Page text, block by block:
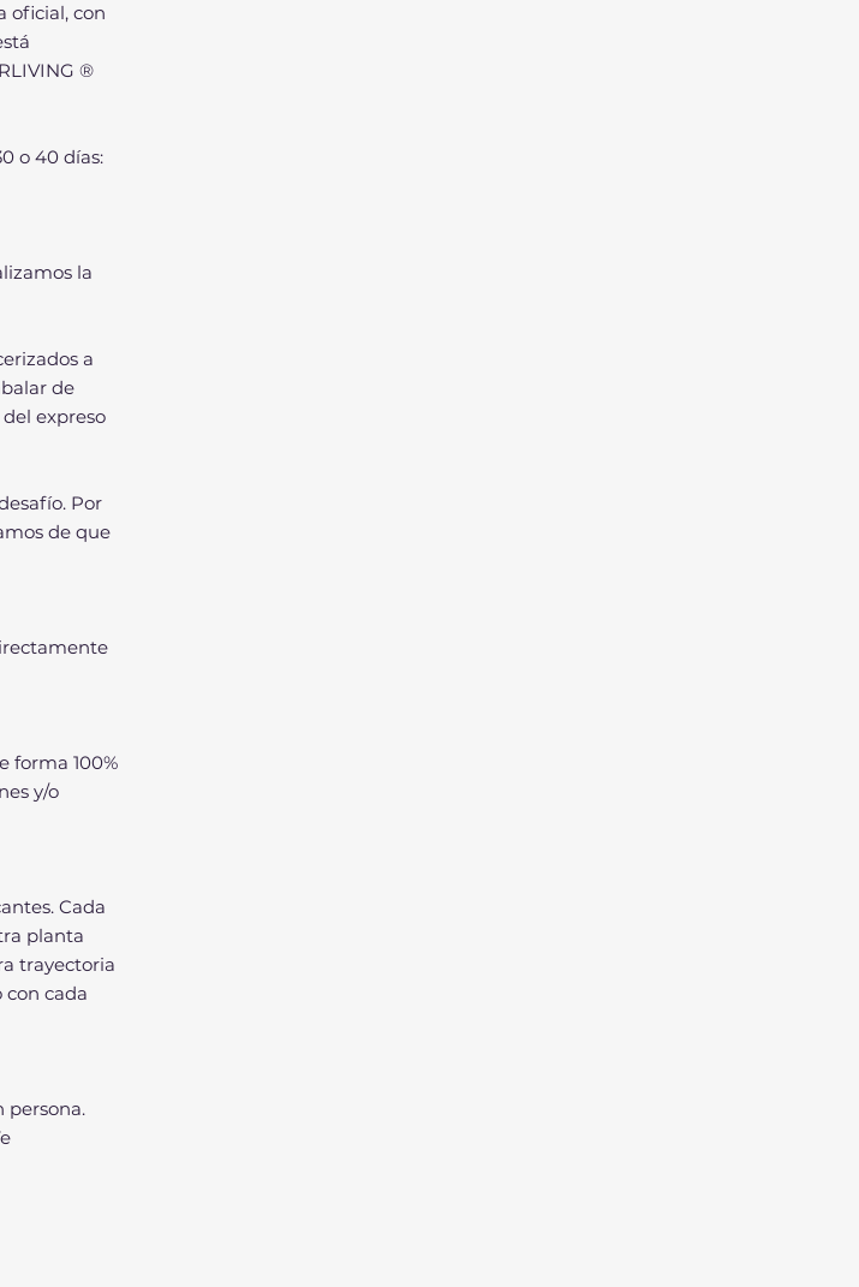
oficial, con
®
o 40 días:
la
a
de
expreso
Por
de que
forma 100%
y/o
Cada
planta
trayectoria
cada
persona.